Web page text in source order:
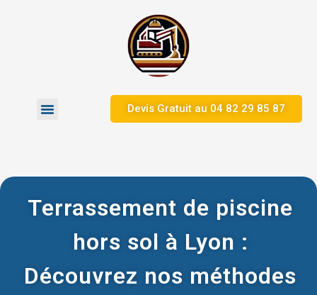
Devis Gratuit au 04 82 29 85 87
Terrassement de piscine
hors sol à Lyon :
Découvrez nos méthodes